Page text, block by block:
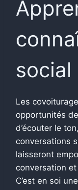
social
Les
opportunités
d’écouter le
conversations
laisseront
conversation
C’est en soi